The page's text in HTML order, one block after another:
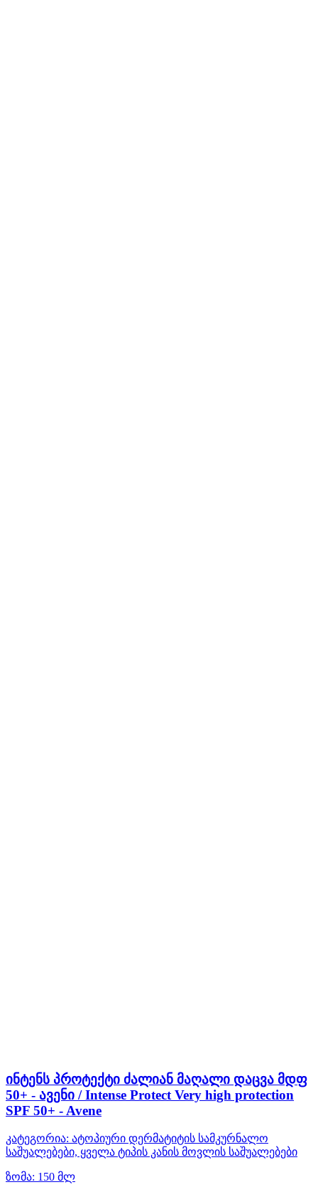
ინტენს პროტექტი ძალიან მაღალი დაცვა მდფ
50+ - ავენი / Intense Protect Very high protection
SPF 50+ - Avene
კატეგორია: ატოპიური დერმატიტის სამკურნალო
საშუალებები, ყველა ტიპის კანის მოვლის საშუალებები
ზომა: 150 მლ